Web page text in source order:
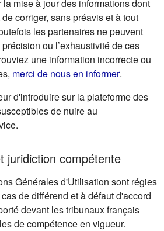
la mise à jour des informations dont
corriger, sans préavis et à tout
les partenaires ne peuvent
ou l’exhaustivité de ces
une information incorrecte ou
merci de nous en informer(s'ouvre
.
d'introduire sur la plateforme des
de nuire au
juridiction compétente
Générales d'Utilisation sont régies
de différend et à défaut d'accord
devant les tribunaux français
de compétence en vigueur.